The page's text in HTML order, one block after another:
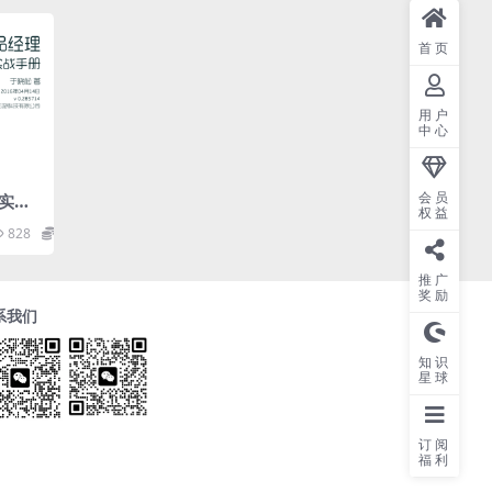
战
828
我们
首页
用户
中心
会员
权益
推广
奖励
知识
星球
订阅
福利